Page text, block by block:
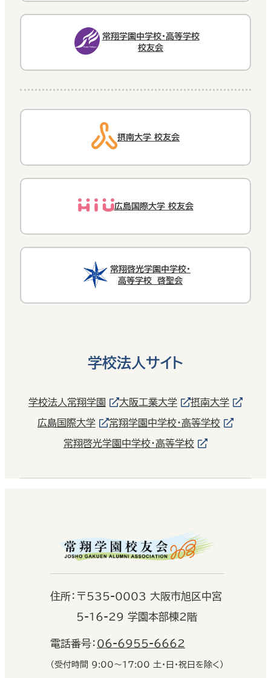
常翔学園中学校・高等学校
校友会
摂南大学 校友会
広島国際大学 校友会
常翔啓光学園中学校・
高等学校 啓聖会
学校法人サイト
学校法人常翔学園 大阪工業大学 摂南大学
広島国際大学 常翔学園中学校・高等学校
常翔啓光学園中学校・高等学校
住所： 〒535-0003 大阪市旭区中宮
5-16-29 学園本部棟2階
電話番号： 06-6955-6662
（受付時間 9:00〜17:00 土・日・祝日を除く）